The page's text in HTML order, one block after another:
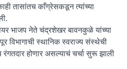
तासांतच काँग्रेसकडून त्यांच्या
भाजप नेते चंद्रशेखर बावनकुळे यांच्या
विभागाची स्थानिक स्वराज्य संस्थेची
होणार असल्याचं चर्चा सुरू झाली